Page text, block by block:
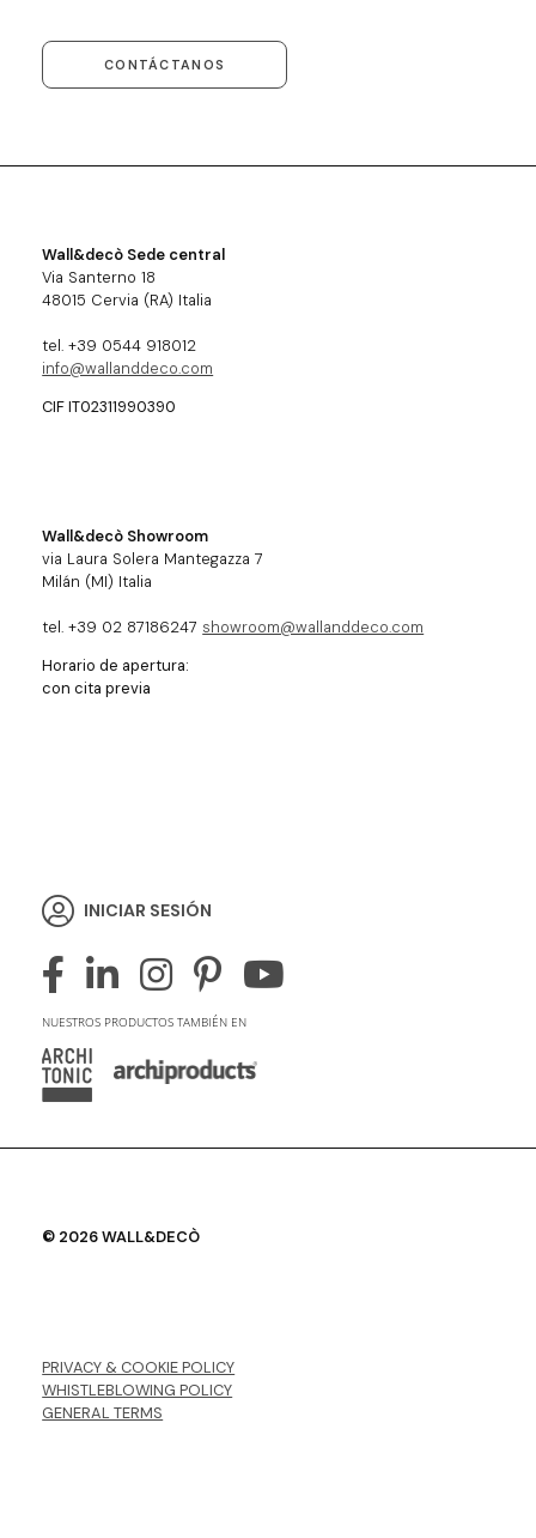
CONTÁCTANOS
Wall&decò Sede central
Via Santerno 18
48015 Cervia (RA) Italia
tel. +39 0544 918012
info@wallanddeco.com
CIF IT02311990390
Wall&decò Showroom
via Laura Solera Mantegazza 7
Milán (MI) Italia
tel. +39 02 87186247 showroom@wallanddeco.com
Horario de apertura:
con cita previa
INICIAR SESIÓN
NUESTROS PRODUCTOS TAMBIÉN EN
© 2026 WALL&DECÒ
PRIVACY & COOKIE POLICY
WHISTLEBLOWING POLICY
GENERAL TERMS